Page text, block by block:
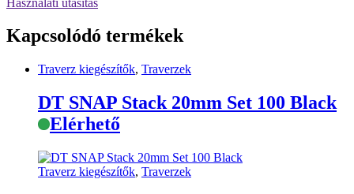
Kapcsolódó termékek
Traverz kiegészítők, Traverzek
DT SNAP Stack 20mm Set 100 Black
Elérhető
Traverz kiegészítők, Traverzek